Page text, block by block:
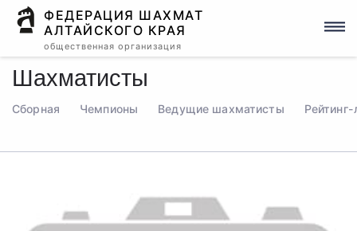
ФЕДЕРАЦИЯ ШАХМАТ
АЛТАЙСКОГО КРАЯ
общественная организация
Шахматисты
Сборная Чемпионы Ведущие шахматисты Рейтинг-